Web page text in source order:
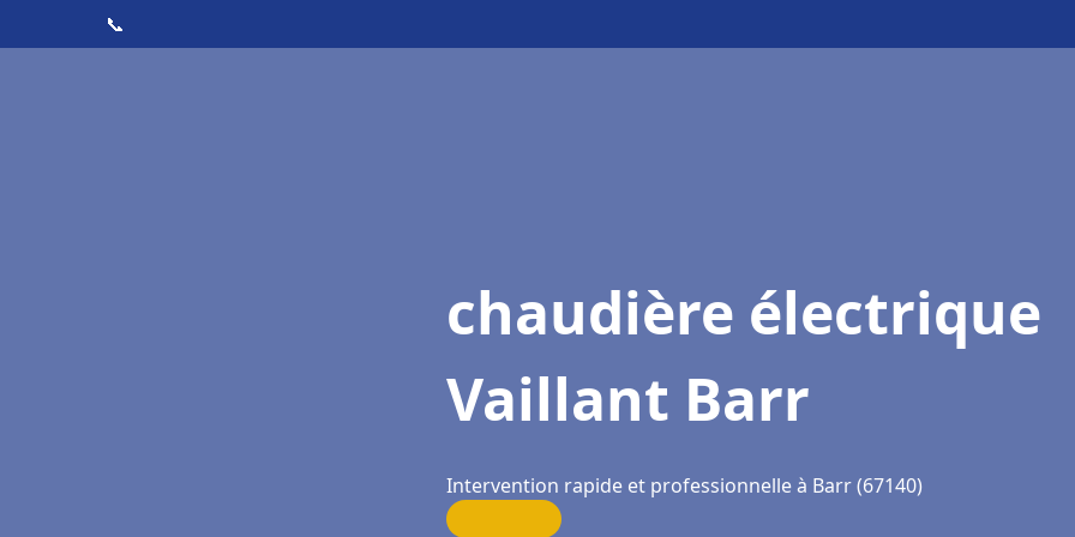
📞
chaudière électrique
Vaillant Barr
Intervention rapide et professionnelle à Barr (67140)